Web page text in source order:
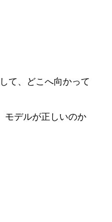
て、どこへ向かって
モデルが正しいのか